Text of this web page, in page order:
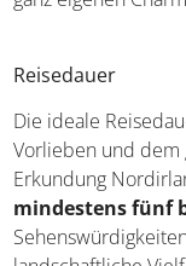
dieser Zeit sind die
die Natur
das ganze Jahr
jede Jahreszeit
Reisedauer